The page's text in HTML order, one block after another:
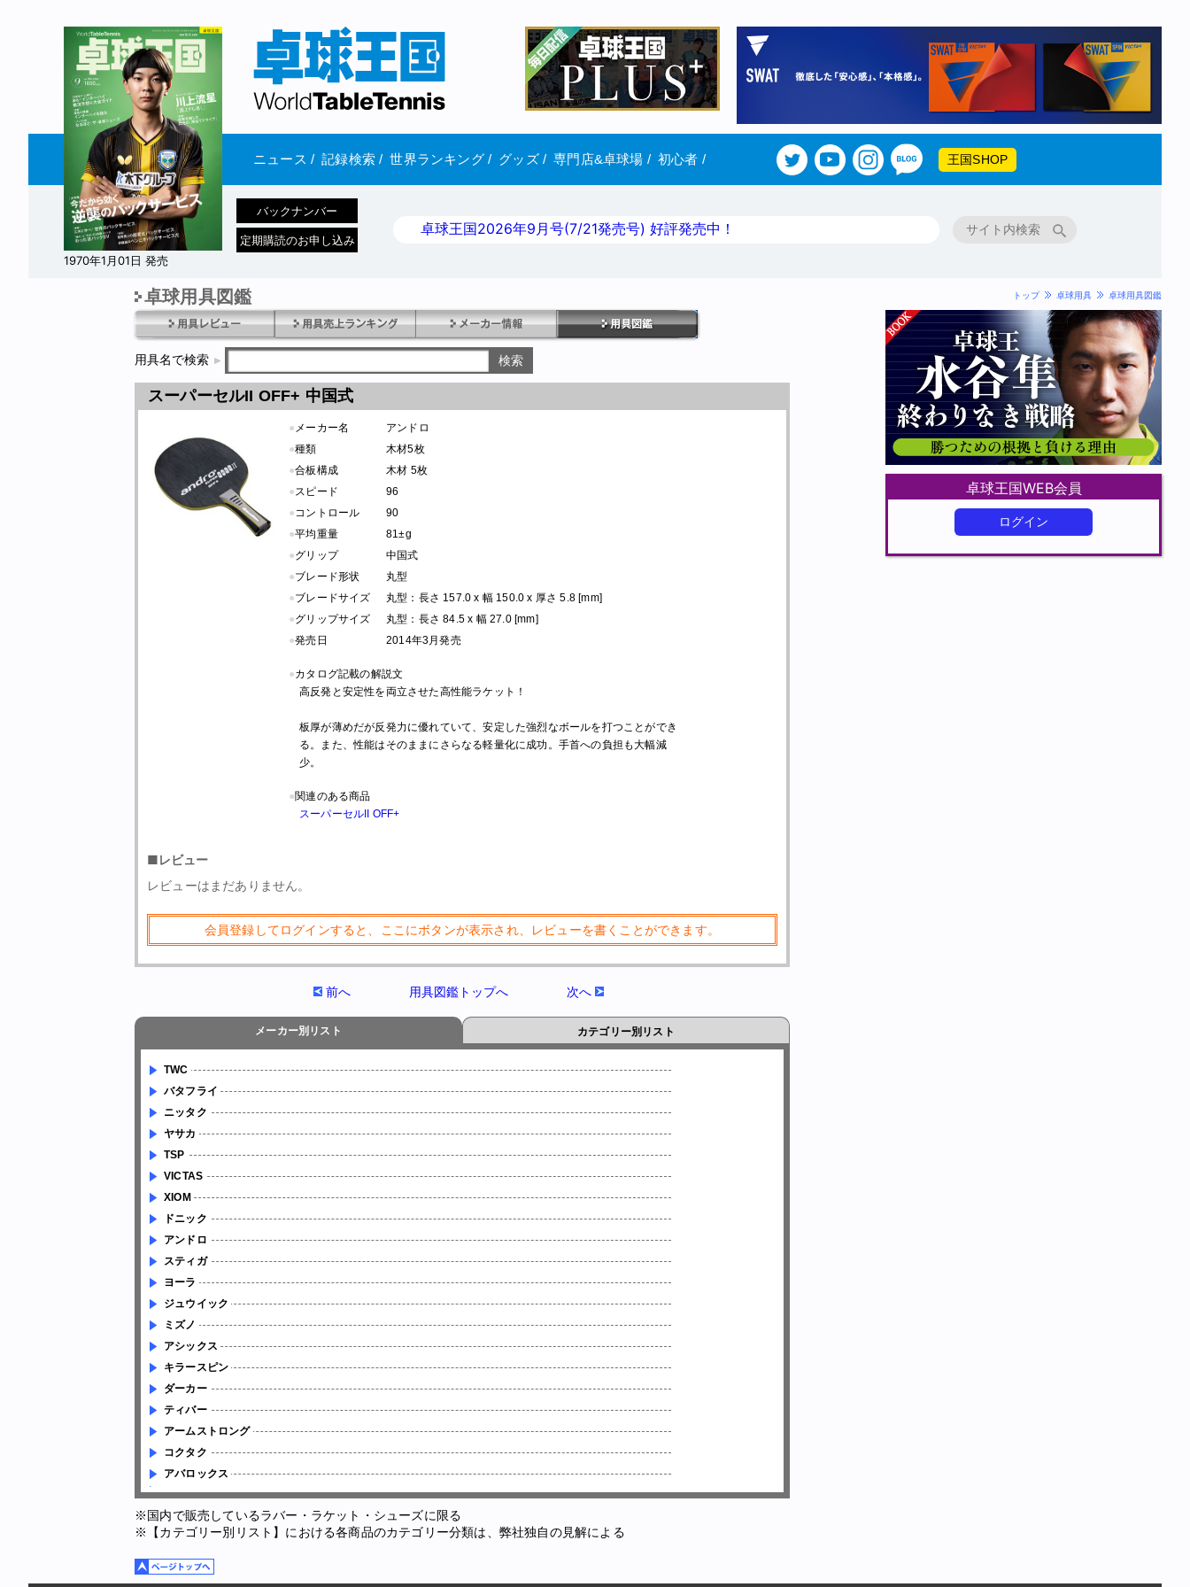
ニュース / 記録検索 / 世界ランキング/ グッズ/ 専門店&卓球場 / 初心者 / 王国SHOP
1970年1月01日 発売
バックナンバー
定期購読のお申し込み
卓球王国2026年9月号(7/21発売号) 好評発売中！
卓球用具図鑑 トップ 卓球用具 卓球用具図鑑
用具名で検索
スーパーセルII OFF+ 中国式
● メーカー名
アンドロ
●種類
木材5枚
●合板構成
木材 5枚
●スピード
96
●コントロール
90
●平均重量
81±g
●グリップ
中国式
●ブレード形状
丸型
●ブレードサイズ
丸型：長さ 157.0 x 幅 150.0 x 厚さ 5.8 [mm]
●グリップサイズ
丸型：長さ 84.5 x 幅 27.0 [mm]
●発売日 2014年3月発売
●カタログ記載の解説文
高反発と安定性を両立させた高性能ラケット！
板厚が薄めだが反発力に優れていて、安定した強烈なボールを打つことができ
る。また、性能はそのままにさらなる軽量化に成功。手首への負担も大幅減
少。
●関連のある商品
スーパーセルII OFF+
■レビュー
レビューはまだありません。
会員登録してログインすると、ここにボタンが表示され、レビューを書くことができます。
前へ 用具図鑑トップへ 次へ
メーカー別リスト カテゴリー別リスト
TWC
バタフライ
ニッタク
ヤサカ
TSP
VICTAS
XIOM
ドニック
アンドロ
スティガ
ヨーラ
ジュウイック
ミズノ
アシックス
キラースピン
ダーカー
ティバー
アームストロング
コクタク
アバロックス
※国内で販売しているラバー・ラケット・シューズに限る
※【カテゴリー別リスト】における各商品のカテゴリー分類は、弊社独自の見解による
卓球王国WEB会員
ログイン